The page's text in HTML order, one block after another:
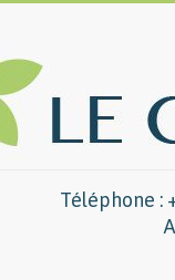
Téléphone :